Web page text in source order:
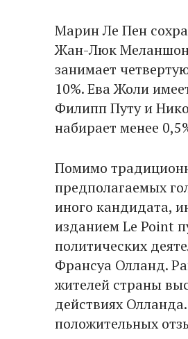
Марин Ле Пен
Жан-Люк Меланшон
занимает
10%. Ева Жоли
Филипп Путу и
набирает менее
Помимо
предполагаемых
иного кандидата,
изданием Le Point
политических
Франсуа Олланд.
жителей страны
действиях
положительных